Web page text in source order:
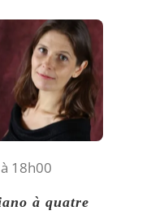
à quatre
à 18h00